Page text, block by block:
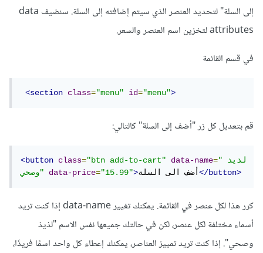
إلى السلة" لتحديد العنصر الذي سيتم إضافته إلى السلة. سنضيف data
attributes لتخزين اسم العنصر والسعر.
في قسم القائمة
<section class="menu" id="menu">
قم بتعديل كل زر "أضف إلى السلة" كالتالي:
<button class="btn add-to-cart" data-name="لذيذ
وصحي"
data-price="15.99">أضف الى السلة</button>
كرر هذا لكل عنصر في القائمة. يمكنك تغيير data-name إذا كنت تريد
أسماء مختلفة لكل عنصر، لكن في حالتك جميعها نفس الاسم "لذيذ
وصحي". إذا كنت تريد تمييز العناصر، يمكنك إعطاء كل واحد اسمًا فريدًا،